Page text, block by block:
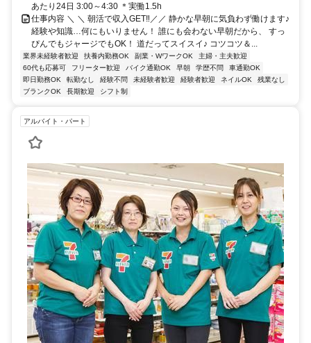
あたり24日 3:00～4:30 ＊実働1.5h
仕事内容 ＼ ＼ 朝活で収入GET‼／／ 静かな早朝に気負わず働けます♪
経験や知識…何にもいりません！ 誰にも会わない早朝だから、 すっ
ぴんでもジャージでもOK！ 道だってスイスイ♪ コツコツ＆...
業界未経験者歓迎 扶養内勤務OK 副業・WワークOK
主婦・主夫歓迎
60代も応募可
フリーター歓迎 バイク通勤OK 早朝 学歴不問
車通勤OK
即日勤務OK
転勤なし 経験不問 未経験者歓迎 経験者歓迎 ネイルOK
残業なし
ブランクOK
長期歓迎 シフト制
アルバイト・パート